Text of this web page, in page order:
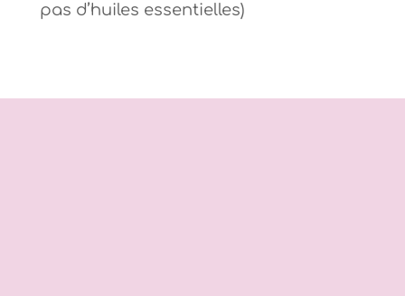
pas d’huiles essentielles)